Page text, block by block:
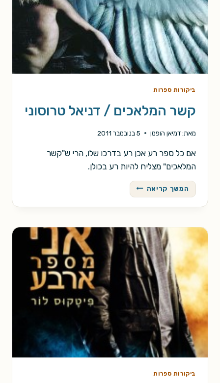
ביקורות ספרות
קשר המלאכים / דניאל טרוסוני
מאת:דמיאן הופמן 5 בנובמבר 2011
אם כל ספר רע אכן רע בדרכו שלו, הרי ש"קשר
המלאכים" מצליח להיות רע בכולן.
המשך קריאה קשר
המלאכים
/
טרוסוני
ביקורות ספרות